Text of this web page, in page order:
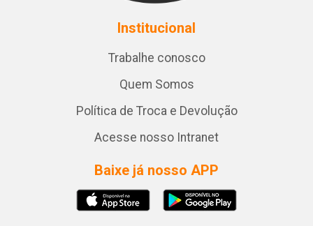
Institucional
Trabalhe conosco
Quem Somos
Política de Troca e Devolução
Acesse nosso Intranet
Baixe já nosso APP